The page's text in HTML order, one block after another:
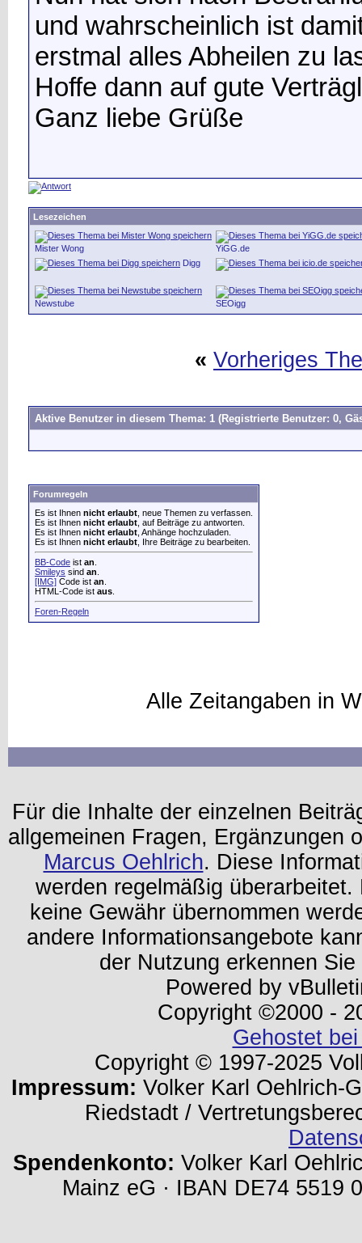
und wahrscheinlich ist
erstmal alles Abheilen zu
Hoffe dann auf gute
Ganz liebe Grüße
Lesezeichen
Mister Wong
YiGG.de
Digg
Newstube SEOigg
« Vorheriges
Aktive Benutzer in diesem Thema: 1 (Registrierte Benutzer: 0,
Forumregeln
Es ist Ihnen nicht erlaubt , neue Themen zu verfassen.
Es ist Ihnen nicht erlaubt , auf Beiträge zu antworten.
Es ist Ihnen nicht erlaubt , Anhänge hochzuladen.
Es ist Ihnen nicht erlaubt , Ihre Beiträge zu bearbeiten.
BB-Code ist an
Smileys sind an
[IMG] Code ist an
HTML-Code ist aus
Foren-Regeln
Alle Zeitangaben in
Für die Inhalte der einzelnen
allgemeinen Fragen, Ergänzungen
Marcus Oehlrich. Diese
werden regelmäßig
keine Gewähr übernommen
andere Informationsangebote
der Nutzung erkennen
Powered by
Copyright ©2000 -
Gehostet
Copyright © 1997-2025
Impressum: Volker Karl Oehlrich-
Riedstadt /
Spendenkonto: Volker Karl
Mainz eG · IBAN DE74 5519